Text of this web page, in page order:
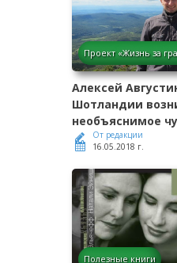
Проект «Жизнь за
Алексей
Шотландии
необъяснимое
От редакции
16.05.2018 г.
Полезные книги